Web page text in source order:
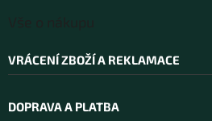
VRÁCENÍ ZBOŽÍ A REKLAMACE
DOPRAVA A PLATBA